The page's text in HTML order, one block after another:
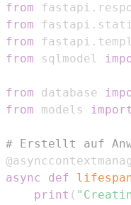
from fastapi .
from fastapi .
from fastapi .
from sqlmodel
from database
from models import
# Erstellt auf
async
def
print (